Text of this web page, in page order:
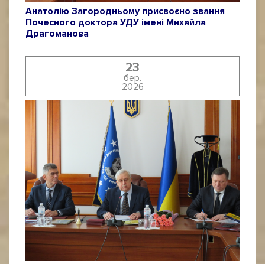
Анатолію Загородньому присвоєно звання
Почесного доктора УДУ імені Михайла
Драгоманова
23
бер.
2026